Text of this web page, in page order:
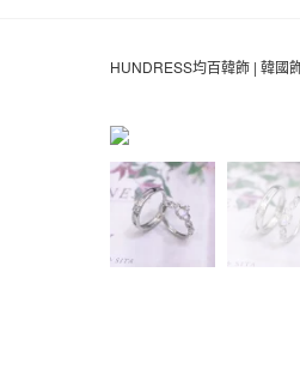
HUNDRESS均百韓飾 | 韓國